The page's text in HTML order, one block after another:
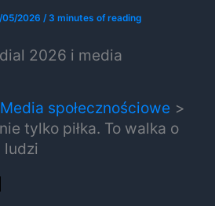
05/2026 / 3 minutes of reading
Media społecznościowe
tylko piłka. To walka o
ludzi